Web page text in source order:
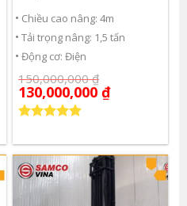
Chiều cao nâng: 4m
Tải trọng nâng: 1,5 tấn
Động cơ: Điện
150,000,000₫
130,000,000 ₫
hạng5.00
5 sao